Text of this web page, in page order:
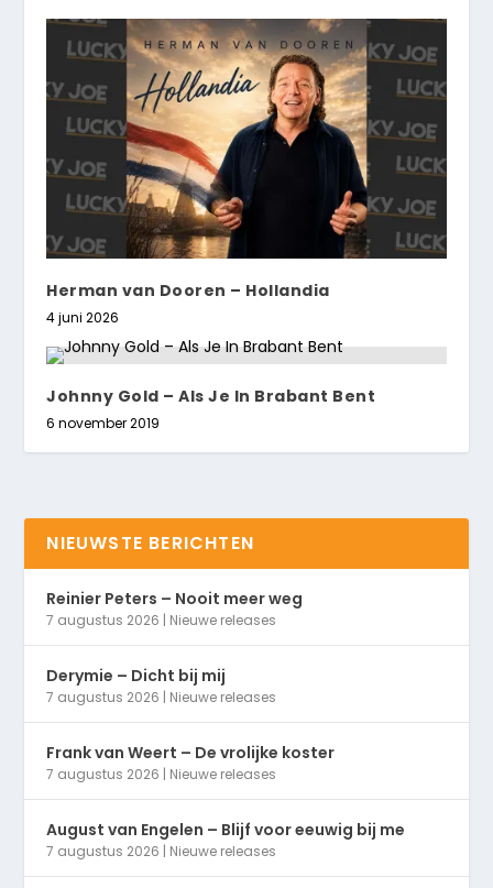
Herman van Dooren – Hollandia
4 juni 2026
Johnny Gold – Als Je In Brabant Bent
6 november 2019
NIEUWSTE BERICHTEN
Reinier Peters – Nooit meer weg
7 augustus 2026 | Nieuwe releases
Derymie – Dicht bij mij
7 augustus 2026 | Nieuwe releases
Frank van Weert – De vrolijke koster
7 augustus 2026 | Nieuwe releases
August van Engelen – Blijf voor eeuwig bij me
7 augustus 2026 | Nieuwe releases